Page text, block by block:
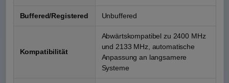
Buffered/Registered Unbuffered
Kompatibilität
Abwärtskompatibel zu 2400 MHz
und 2133 MHz, automatische
Anpassung an langsamere
Systeme